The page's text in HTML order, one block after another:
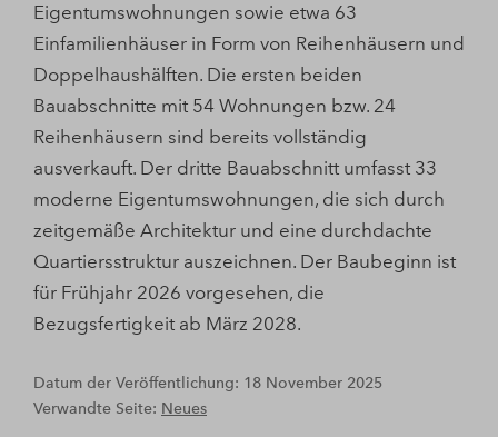
Eigentumswohnungen sowie etwa 63
Einfamilienhäuser in Form von Reihenhäusern und
Doppelhaushälften. Die ersten beiden
Bauabschnitte mit 54 Wohnungen bzw. 24
Reihenhäusern sind bereits vollständig
ausverkauft. Der dritte Bauabschnitt umfasst 33
moderne Eigentumswohnungen, die sich durch
zeitgemäße Architektur und eine durchdachte
Quartiersstruktur auszeichnen. Der Baubeginn ist
für Frühjahr 2026 vorgesehen, die
Bezugsfertigkeit ab März 2028.
Datum der Veröffentlichung: 18 November 2025
Verwandte Seite: Neues